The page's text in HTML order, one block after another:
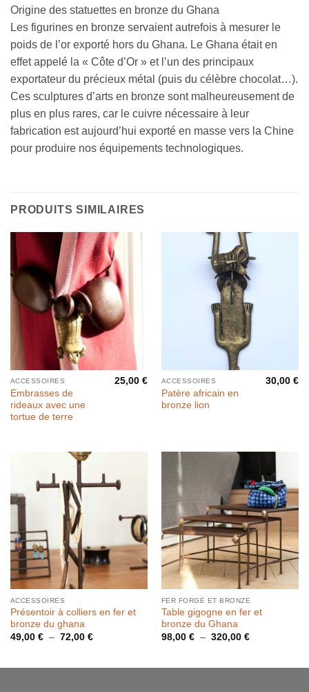
Origine des statuettes en bronze du Ghana
Les figurines en bronze servaient autrefois à mesurer le
poids de l’or exporté hors du Ghana. Le Ghana était en
effet appelé la « Côte d’Or » et l’un des principaux
exportateur du précieux métal (puis du célèbre chocolat…).
Ces sculptures d’arts en bronze sont malheureusement de
plus en plus rares, car le cuivre nécessaire à leur
fabrication est aujourd’hui exporté en masse vers la Chine
pour produire nos équipements technologiques.
PRODUITS SIMILAIRES
ACCESSOIRES
Embrasses de
rideaux avec une
tortue de terre
25,00€ ACCESSOIRES
Patère africain en
bronze lion
30,00€
ACCESSOIRES
Présentoir à colliers en fer et
bronze du ghana
49,00 € – 72,00 €Plage
FER FORGÉ ET BRONZE
Table gigogne en fer et
bronze du Ghana
98,00 € – 320,00 €Plage